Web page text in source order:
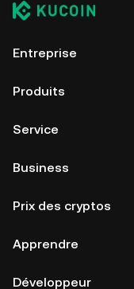
Entreprise
Produits
Service
Business
Prix des cryptos
Apprendre
Développeur